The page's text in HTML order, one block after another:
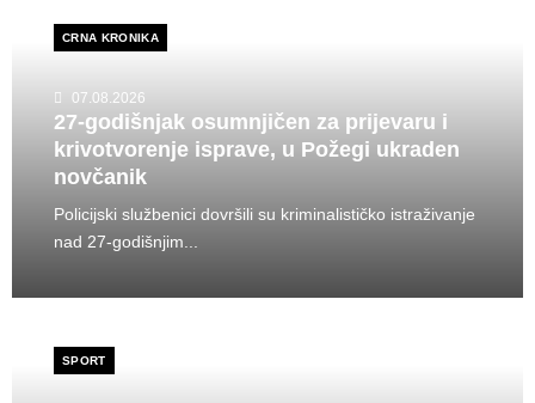
CRNA KRONIKA
07.08.2026
27-godišnjak osumnjičen za prijevaru i
krivotvorenje isprave, u Požegi ukraden
novčanik
Policijski službenici dovršili su kriminalističko istraživanje
nad 27-godišnjim...
SPORT